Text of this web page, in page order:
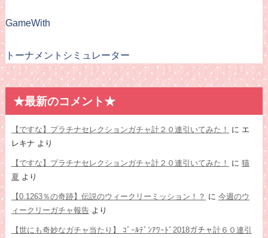
GameWith
トーナメントシミュレーター
★最新のコメント★
【ですな】プラチナセレクションガチャ計２０連引いてみた！ に エ
レキナ より
【ですな】プラチナセレクションガチャ計２０連引いてみた！ に 猫
夏 より
【0.1263％の奇跡】伝説のウィークリーミッション！？ に 今週のウ
ィークリーガチャ報告より
【世にも奇妙なガチャ当たり】 ｺﾞｰﾙﾃﾞﾝｱﾜｰﾄﾞ2018ガチャ計６０連引